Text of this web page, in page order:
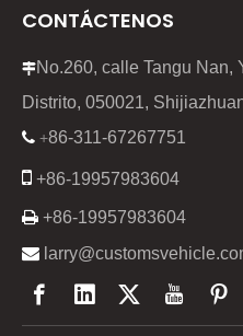
CONTÁCTENOS
No.260, calle Tangu Nan,
Distrito, 050021,
 +86-311-67267751
 +86-19957983604
 +86-19957983604
